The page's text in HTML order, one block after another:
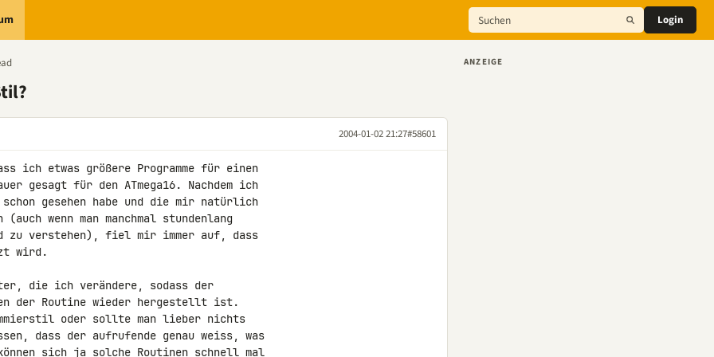
Login
2004-01-02 21:27#58601
ich etwas größere Programme für einen
gesagt für den ATmega16. Nachdem ich
gesehen habe und die mir natürlich
wenn man manchmal stundenlang
zu verstehen), fiel mir immer auf, dass
wird.
die ich verändere, sodass der
der Routine wieder hergestellt ist.
oder sollte man lieber nichts
dass der aufrufende genau weiss, was
sich ja solche Routinen schnell mal
ANZEIGE